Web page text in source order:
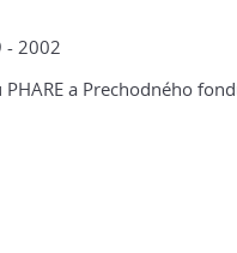
- 2002
a Prechodného